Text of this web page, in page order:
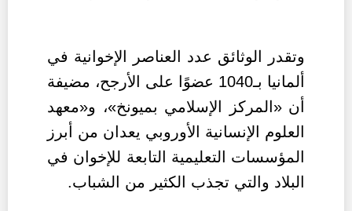
وتقدر الوثائق عدد العناصر الإخوانية في
ألمانيا بـ1040 عضوًا على الأرجح، مضيفة
أن «المركز الإسلامي بميونخ»، و«معهد
العلوم الإنسانية الأوروبي يعدان من أبرز
المؤسسات التعليمية التابعة للإخوان في
البلاد والتي تجذب الكثير من الشباب.